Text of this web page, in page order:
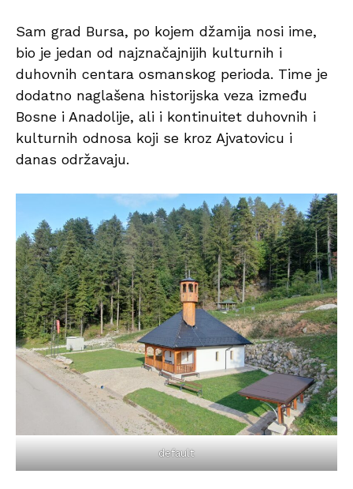
Sam grad Bursa, po kojem džamija nosi ime,
bio je jedan od najznačajnijih kulturnih i
duhovnih centara osmanskog perioda. Time je
dodatno naglašena historijska veza između
Bosne i Anadolije, ali i kontinuitet duhovnih i
kulturnih odnosa koji se kroz Ajvatovicu i
danas održavaju.
default